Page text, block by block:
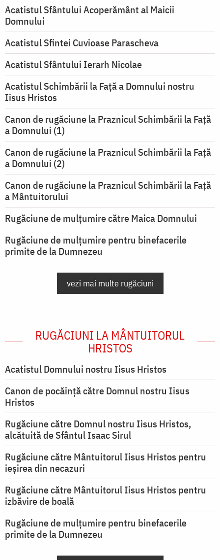
Acatistul Sfântului Acoperământ al Maicii
Domnului
Acatistul Sfintei Cuvioase Parascheva
Acatistul Sfântului Ierarh Nicolae
Acatistul Schimbării la Faţă a Domnului nostru
Iisus Hristos
Canon de rugăciune la Praznicul Schimbării la Faţă
a Domnului (1)
Canon de rugăciune la Praznicul Schimbării la Faţă
a Domnului (2)
Canon de rugăciune la Praznicul Schimbării la Față
a Mântuitorului
Rugăciune de mulţumire către Maica Domnului
Rugăciune de mulțumire pentru binefacerile
primite de la Dumnezeu
vezi mai multe rugăciuni
RUGĂCIUNI LA MÂNTUITORUL
HRISTOS
Acatistul Domnului nostru Iisus Hristos
Canon de pocăință către Domnul nostru Iisus
Hristos
Rugăciune către Domnul nostru Iisus Hristos,
alcătuită de Sfântul Isaac Sirul
Rugăciune către Mântuitorul Iisus Hristos pentru
ieşirea din necazuri
Rugăciune către Mântuitorul Iisus Hristos pentru
izbăvire de boală
Rugăciune de mulțumire pentru binefacerile
primite de la Dumnezeu